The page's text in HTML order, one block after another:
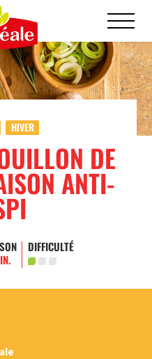
HIVER
DE
ANTI-
DIFFICULTÉ